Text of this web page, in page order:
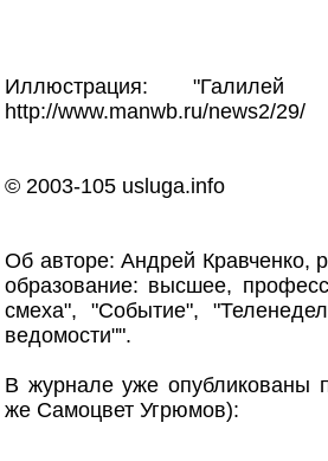
Иллюстрация:
http://www.manwb.ru/news2/29/
© 2003-105 usluga.info
Об авторе: Андрей Кравченко,
образование: высшее,
смеха", "Событие",
ведомости"".
В журнале уже опубликованы
же Самоцвет Угрюмов):